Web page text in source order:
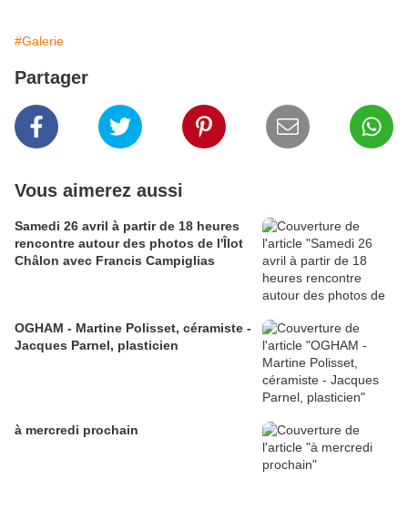
#Galerie
Partager
Vous aimerez aussi
Samedi 26 avril à partir de 18 heures
rencontre autour des photos de l'Îlot
Châlon avec Francis Campiglias
OGHAM - Martine Polisset, céramiste -
Jacques Parnel, plasticien
à mercredi prochain